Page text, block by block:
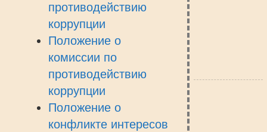
противодействию
коррупции
Положение о
комиссии по
противодействию
коррупции
Положение о
конфликте интересов